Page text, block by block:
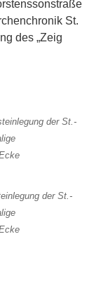
St.
des „Zeig
der St.-